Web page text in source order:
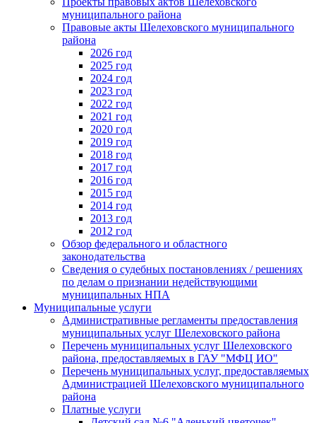
муниципального района
Правовые акты Шелеховского муниципального
района
2026 год
2025 год
2024 год
2023 год
2022 год
2021 год
2020 год
2019 год
2018 год
2017 год
2016 год
2015 год
2014 год
2013 год
2012 год
Обзор федерального и областного
законодательства
Сведения о судебных постановлениях / решениях
по делам о признании недействующими
муниципальных НПА
Муниципальные услуги
Административные регламенты предоставления
муниципальных услуг Шелеховского района
Перечень муниципальных услуг Шелеховского
района, предоставляемых в ГАУ "МФЦ ИО"
Перечень муниципальных услуг, предоставляемых
Администрацией Шелеховского муниципального
района
Платные услуги